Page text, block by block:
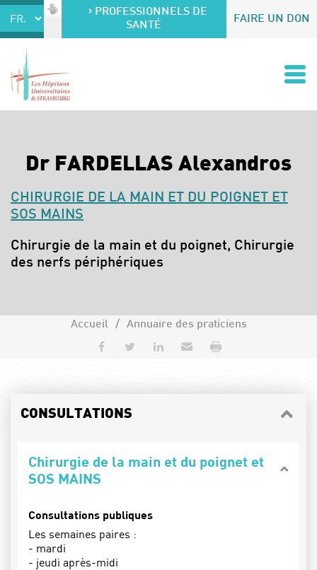
Accéder au contenu
Accéder au menuPROFESSIONNELS DE
SANTÉ
FAIRE UN DON
Dr FARDELLAS Alexandros
CHIRURGIE DE LA MAIN ET DU POIGNET ET
SOS MAINS
Spécialités :
Chirurgie de la main et du poignet, Chirurgie
des nerfs périphériques
Accueil Annuaire des praticiens
Partager sur Facebook
Partager sur Twitter
Partager sur LinkedIn
Envoyer par e-mail
CONSULTATIONS
Chirurgie de la main et du poignet et
SOS MAINS
Consultations publiques
Les semaines paires :
- mardi
- jeudi après-midi